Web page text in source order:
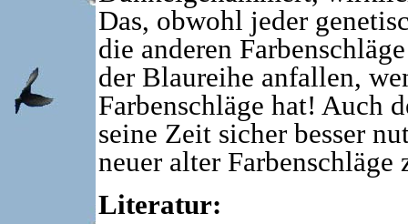
Das, obwohl jeder
die anderen
der Blaureihe anfallen,
Farbenschläge hat! Auch
seine Zeit sicher besser
neuer alter Farbenschläge
Literatur: